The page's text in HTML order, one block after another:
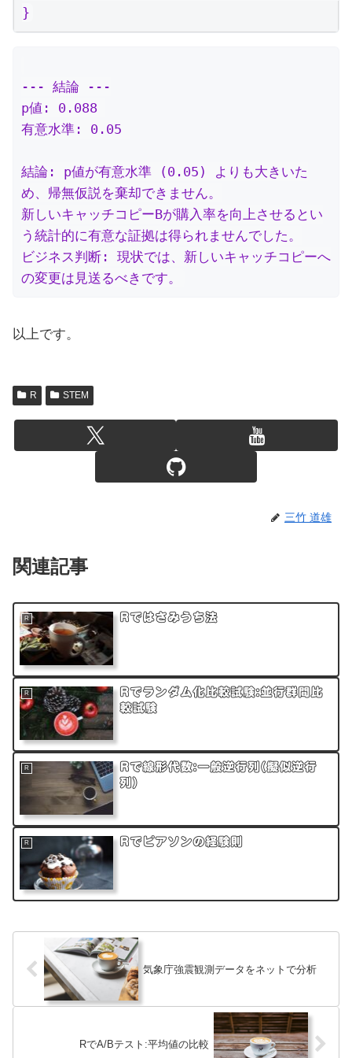
}
--- 結論 ---
p値: 0.088
有意水準: 0.05
結論: p値が有意水準 (0.05) よりも大きいた
め、帰無仮説を棄却できません。
新しいキャッチコピーBが購入率を向上させるとい
う統計的に有意な証拠は得られませんでした。
ビジネス判断: 現状では、新しいキャッチコピーへ
の変更は見送るべきです。
以上です。
R STEM
三竹 道雄
関連記事
R Rではさみうち法
R
Rでランダム化比較試験:並行群間比
較試験
R
Rで線形代数:一般逆行列(擬似逆行
列)
R Rでピアソンの経験則
気象庁強震観測データをネットで分析
RでA/Bテスト:平均値の比較